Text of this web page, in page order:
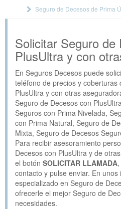
Seguro de Decesos de Prima
Solicitar Seguro de
PlusUltra y con
En Seguros Decesos puede
teléfono de precios y coberturas
PlusUltra y con otras
Seguro de Decesos con
Seguros con Prima Nivelada,
con Prima Natural, Seguro de
Mixta, Seguro de Decesos
Para recibir asesoramiento
Decesos con PlusUltra y de
el botón SOLICITAR LLAMADA
contacto y pulse enviar. En
especializado en Seguro de
ofrecerle el mejor Seguro de
necesidades.